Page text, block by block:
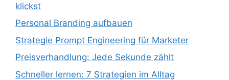
klickst
Personal Branding aufbauen
Strategie Prompt Engineering für Marketer
Preisverhandlung: Jede Sekunde zählt
Schneller lernen: 7 Strategien im Alltag